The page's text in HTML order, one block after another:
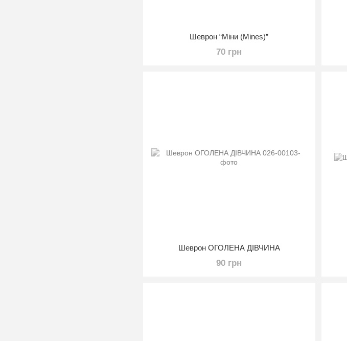
Шеврон “Міни (Mines)”
70 грн
Шеврон ОГОЛЕНА ДІВЧИНА
90 грн